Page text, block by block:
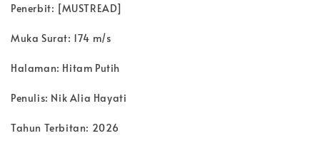
Penerbit: [MUSTREAD]
Muka Surat: 174 m/s
Halaman: Hitam Putih
Penulis: Nik Alia Hayati
Tahun Terbitan: 2026